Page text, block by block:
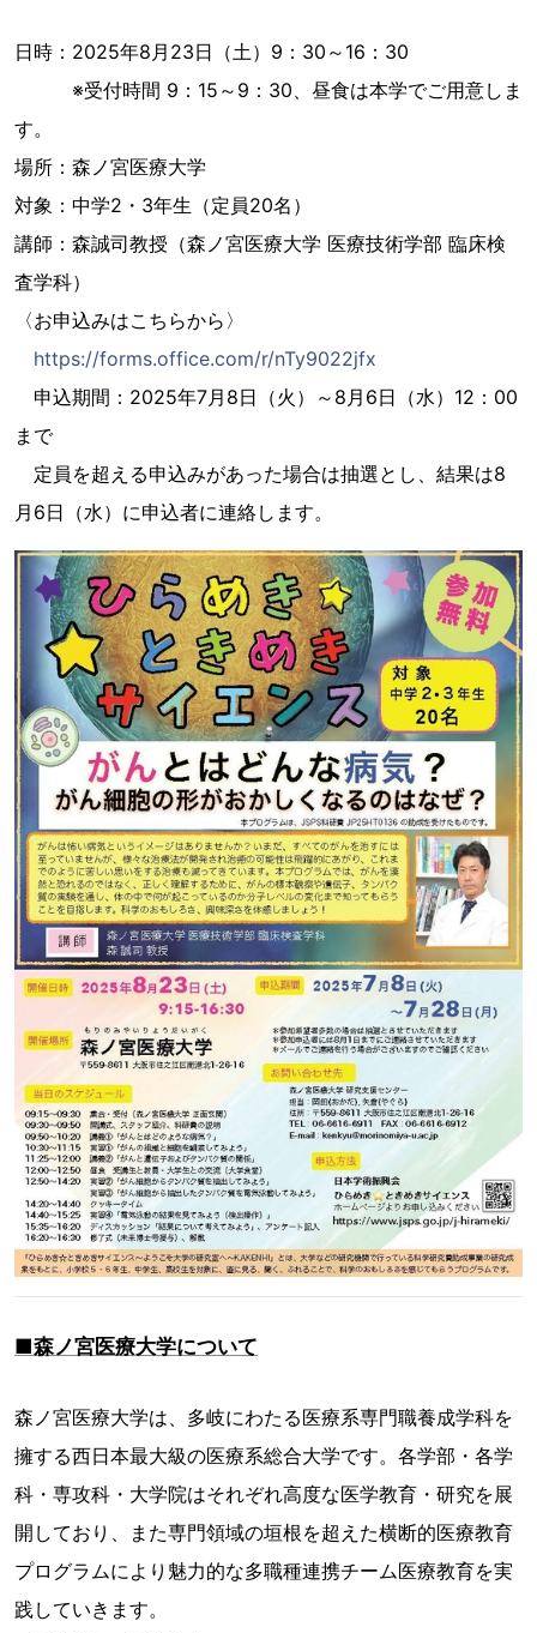
日時：2025年8月23日（土）9：30～16：30
※受付時間 9：15～9：30、昼食は本学でご用意しま
す。
場所：森ノ宮医療大学
対象：中学2・3年生（定員20名）
講師：森誠司教授（森ノ宮医療大学 医療技術学部 臨床検
査学科）
〈お申込みはこちらから〉
https://forms.office.com/r/nTy9022jfx
申込期間：2025年7月8日（火）～8月6日（水）12：00
まで
定員を超える申込みがあった場合は抽選とし、結果は8
月6日（水）に申込者に連絡します。
■森ノ宮医療大学について
森ノ宮医療大学は、多岐にわたる医療系専門職養成学科を
擁する西日本最大級の医療系総合大学です。各学部・各学
科・専攻科・大学院はそれぞれ高度な医学教育・研究を展
開しており、また専門領域の垣根を超えた横断的医療教育
プログラムにより魅力的な多職種連携チーム医療教育を実
践していきます。